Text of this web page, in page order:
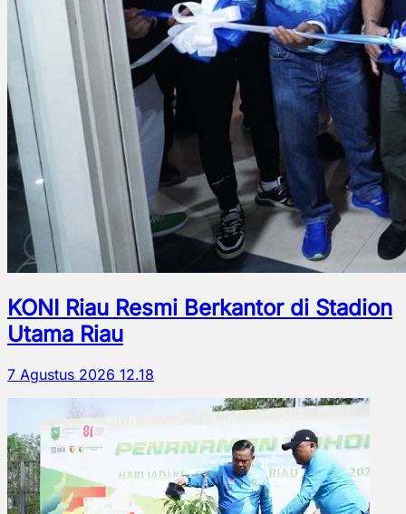
KONI Riau Resmi Berkantor di Stadion
Utama Riau
7 Agustus 2026 12.18